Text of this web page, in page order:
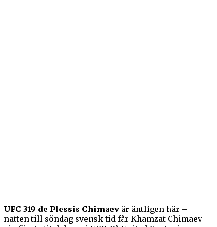
UFC 319 de Plessis Chimaev är äntligen här –
natten till söndag svensk tid får Khamzat Chimaev